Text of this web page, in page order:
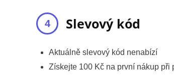
Slevový kód
Aktuálně slevový kód nenabízí
Získejte 100 Kč na první nákup při